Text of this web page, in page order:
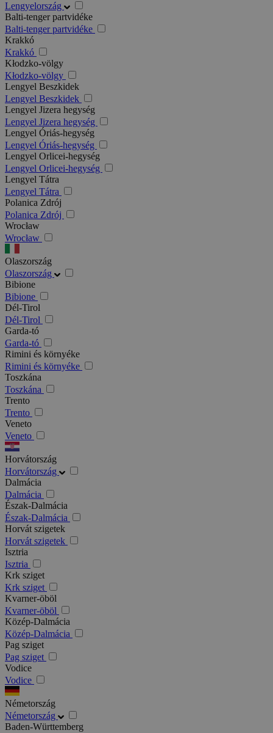
Lengyelország
Balti-tenger partvidéke
Balti-tenger partvidéke
Krakkó
Krakkó
Kłodzko-völgy
Kłodzko-völgy
Lengyel Beszkidek
Lengyel Beszkidek
Lengyel Jizera hegység
Lengyel Jizera hegység
Lengyel Óriás-hegység
Lengyel Óriás-hegység
Lengyel Orlicei-hegység
Lengyel Orlicei-hegység
Lengyel Tátra
Lengyel Tátra
Polanica Zdrój
Polanica Zdrój
Wrocław
Wrocław
Olaszország
Olaszország
Bibione
Bibione
Dél-Tirol
Dél-Tirol
Garda-tó
Garda-tó
Rimini és környéke
Rimini és környéke
Toszkána
Toszkána
Trento
Trento
Veneto
Veneto
Horvátország
Horvátország
Dalmácia
Dalmácia
Észak-Dalmácia
Észak-Dalmácia
Horvát szigetek
Horvát szigetek
Isztria
Isztria
Krk sziget
Krk sziget
Kvarner-öböl
Kvarner-öböl
Közép-Dalmácia
Közép-Dalmácia
Pag sziget
Pag sziget
Vodice
Vodice
Németország
Németország
Baden-Württemberg